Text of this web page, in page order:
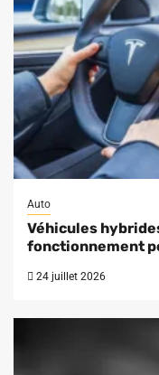
Auto
Véhicules
fonctionnement
24 juillet 2026